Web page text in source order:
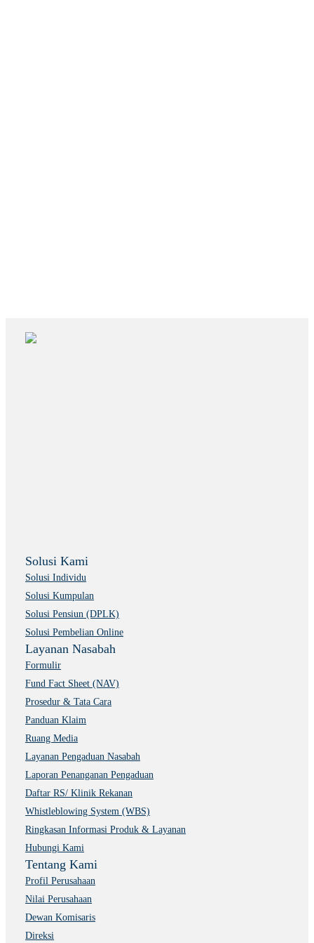
Solusi Kami
Solusi Individu
Solusi Kumpulan
Solusi Pensiun (DPLK)
Solusi Pembelian Online
Layanan Nasabah
Formulir
Fund Fact Sheet (NAV)
Prosedur & Tata Cara
Panduan Klaim
Ruang Media
Layanan Pengaduan Nasabah
Laporan Penanganan Pengaduan
Daftar RS/ Klinik Rekanan
Whistleblowing System (WBS)
Ringkasan Informasi Produk & Layanan
Hubungi Kami
Tentang Kami
Profil Perusahaan
Nilai Perusahaan
Dewan Komisaris
Direksi